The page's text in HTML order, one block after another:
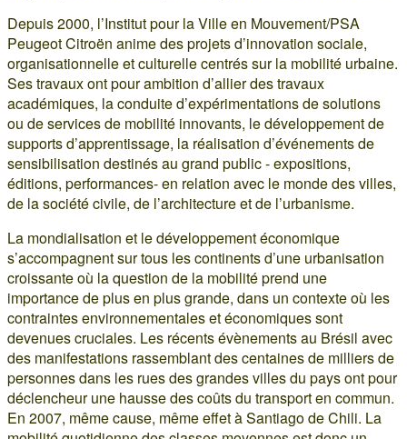
Depuis 2000, l’Institut pour la Ville en Mouvement/PSA
Peugeot Citroën anime des projets d’innovation sociale,
organisationnelle et culturelle centrés sur la mobilité urbaine.
Ses travaux ont pour ambition d’allier des travaux
académiques, la conduite d’expérimentations de solutions
ou de services de mobilité innovants, le développement de
supports d’apprentissage, la réalisation d’événements de
sensibilisation destinés au grand public - expositions,
éditions, performances- en relation avec le monde des villes,
de la société civile, de l’architecture et de l’urbanisme.
La mondialisation et le développement économique
s’accompagnent sur tous les continents d’une urbanisation
croissante où la question de la mobilité prend une
importance de plus en plus grande, dans un contexte où les
contraintes environnementales et économiques sont
devenues cruciales. Les récents évènements au Brésil avec
des manifestations rassemblant des centaines de milliers de
personnes dans les rues des grandes villes du pays ont pour
déclencheur une hausse des coûts du transport en commun.
En 2007, même cause, même effet à Santiago de Chili. La